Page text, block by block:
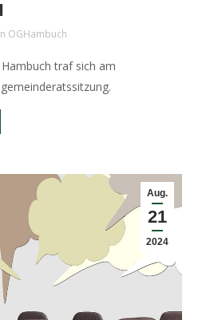
OGHambuch
traf sich am
Aug.
21
2024